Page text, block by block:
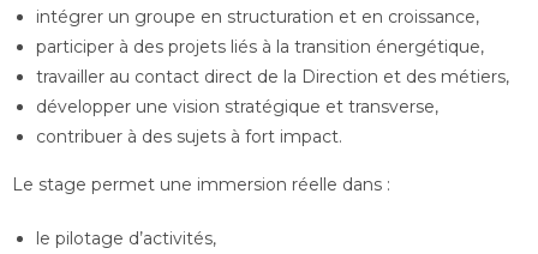
intégrer un groupe en structuration et en croissance,
participer à des projets liés à la transition énergétique,
travailler au contact direct de la Direction et des métiers,
développer une vision stratégique et transverse,
contribuer à des sujets à fort impact.
Le stage permet une immersion réelle dans :
le pilotage d’activités,